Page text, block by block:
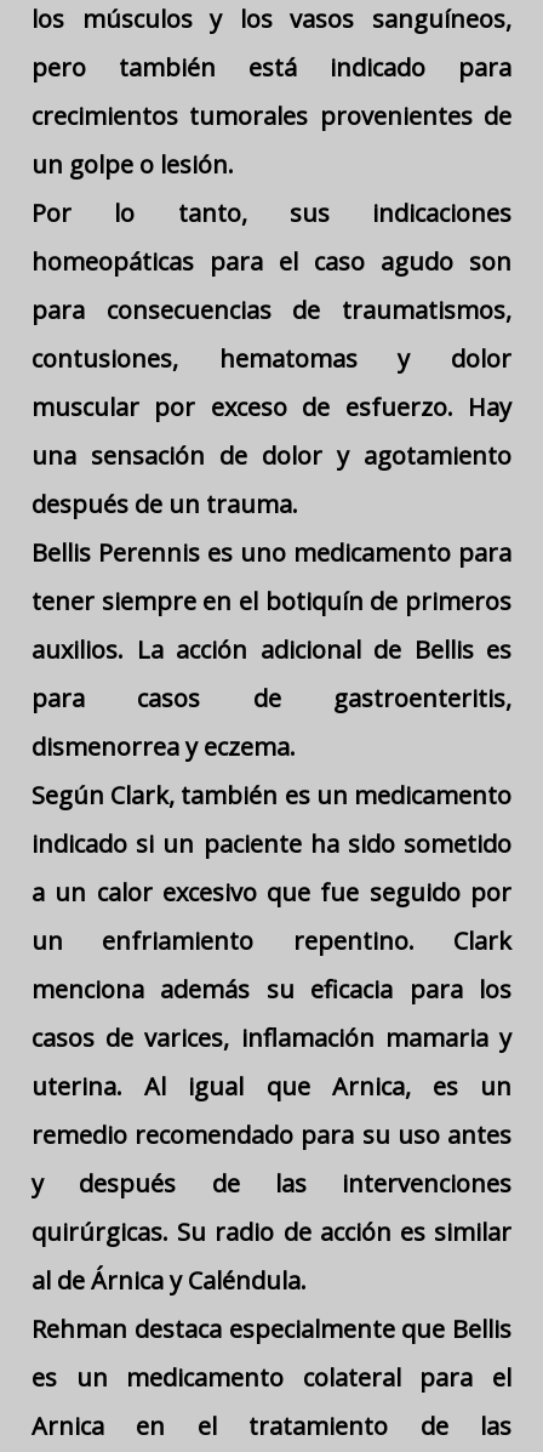
los músculos y los vasos sanguíneos,
pero también está indicado para
crecimientos tumorales provenientes de
un golpe o lesión.
Por lo tanto, sus indicaciones
homeopáticas para el caso agudo son
para consecuencias de traumatismos,
contusiones, hematomas y dolor
muscular por exceso de esfuerzo. Hay
una sensación de dolor y agotamiento
después de un trauma.
Bellis Perennis es uno medicamento para
tener siempre en el botiquín de primeros
auxilios. La acción adicional de Bellis es
para casos de gastroenteritis,
dismenorrea y eczema.
Según Clark, también es un medicamento
indicado si un paciente ha sido sometido
a un calor excesivo que fue seguido por
un enfriamiento repentino. Clark
menciona además su eficacia para los
casos de varices, inflamación mamaria y
uterina. Al igual que Arnica, es un
remedio recomendado para su uso antes
y después de las intervenciones
quirúrgicas. Su radio de acción es similar
al de Árnica y Caléndula.
Rehman destaca especialmente que Bellis
es un medicamento colateral para el
Arnica en el tratamiento de las